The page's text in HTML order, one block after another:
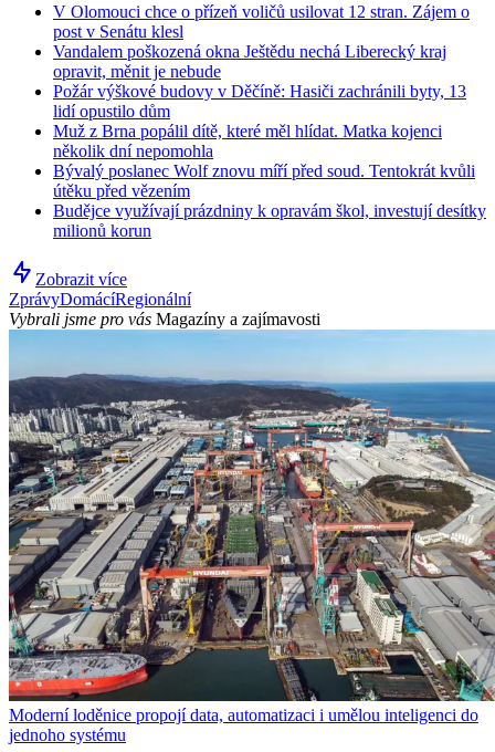
V Olomouci chce o přízeň voličů usilovat 12 stran. Zájem o
post v Senátu klesl
Vandalem poškozená okna Ještědu nechá Liberecký kraj
opravit, měnit je nebude
Požár výškové budovy v Děčíně: Hasiči zachránili byty, 13
lidí opustilo dům
Muž z Brna popálil dítě, které měl hlídat. Matka kojenci
několik dní nepomohla
Bývalý poslanec Wolf znovu míří před soud. Tentokrát kvůli
útěku před vězením
Budějce využívají prázdniny k opravám škol, investují desítky
milionů korun
Zobrazit více
ZprávyDomácíRegionální
Vybrali jsme pro vás Magazíny a zajímavosti
Moderní loděnice propojí data, automatizaci i umělou inteligenci do
jednoho systému